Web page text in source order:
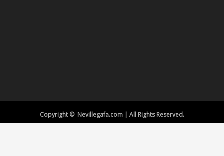
Copyright © Nevillegafa.com | All Rights Reserved.